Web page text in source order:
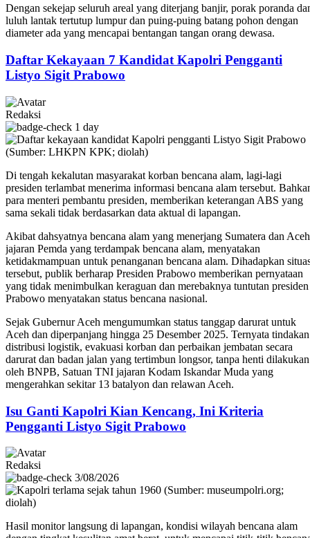
Dengan sekejap seluruh areal yang diterjang banjir, porak poranda
luluh lantak tertutup lumpur dan puing-puing batang pohon dengan
diameter ada yang mencapai bentangan tangan orang dewasa.
Daftar Kekayaan 7 Kandidat Kapolri Pengganti
Listyo Sigit Prabowo
Redaksi
1 day
Di tengah kekalutan masyarakat korban bencana alam, lagi-lagi
presiden terlambat menerima informasi bencana alam tersebut.
para menteri pembantu presiden, memberikan keterangan ABS yang
sama sekali tidak berdasarkan data aktual di lapangan.
Akibat dahsyatnya bencana alam yang menerjang Sumatera dan
jajaran Pemda yang terdampak bencana alam, menyatakan
ketidakmampuan untuk penanganan bencana alam. Dihadapkan
tersebut, publik berharap Presiden Prabowo memberikan pernyataan
yang tidak menimbulkan keraguan dan merebaknya tuntutan presiden
Prabowo menyatakan status bencana nasional.
Sejak Gubernur Aceh mengumumkan status tanggap darurat untuk
Aceh dan diperpanjang hingga 25 Desember 2025. Ternyata tindakan
distribusi logistik, evakuasi korban dan perbaikan jembatan secara
darurat dan badan jalan yang tertimbun longsor, tanpa henti dilakukan
oleh BNPB, Satuan TNI jajaran Kodam Iskandar Muda yang
mengerahkan sekitar 13 batalyon dan relawan Aceh.
Isu Ganti Kapolri Kian Kencang, Ini Kriteria
Pengganti Listyo Sigit Prabowo
Redaksi
3/08/2026
Hasil monitor langsung di lapangan, kondisi wilayah bencana alam